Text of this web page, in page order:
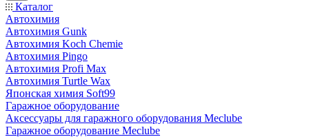
Каталог
Автохимия
Автохимия Gunk
Автохимия Koch Chemie
Автохимия Pingo
Автохимия Profi Max
Автохимия Turtle Wax
Японская химия Soft99
Гаражное оборудование
Аксессуары для гаражного оборудования Meclube
Гаражное оборудование Meclube